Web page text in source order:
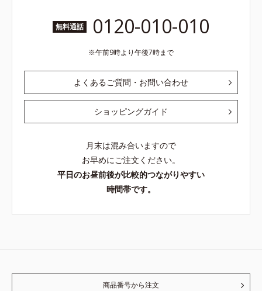
無料通話 0120-010-010
午前9時より午後7時まで
よくあるご質問・お問い合わせ
ショッピングガイド
月末は混み合いますので
お早めにご注文ください。
平日のお昼前後が比較的つながりやすい
時間帯です。
商品番号から注文